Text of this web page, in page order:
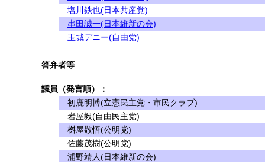
塩川鉄也(日本共産党)
串田誠一(日本維新の会)
玉城デニー(自由党)
答弁者等
議員（発言順）：
初鹿明博(立憲民主党・市民クラブ)
岩屋毅(自由民主党)
桝屋敬悟(公明党)
佐藤茂樹(公明党)
浦野靖人(日本維新の会)